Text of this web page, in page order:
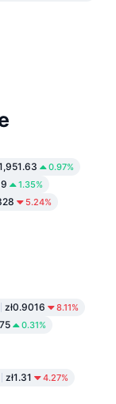
0.97%
1.35%
5.24%
zł0.9016 8.11%
0.31%
zł1.31 4.27%